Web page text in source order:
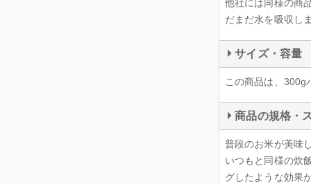
他社には同様の商
だまだ水を吸収し
サイズ・容量
この商品は、300g
商品の規格・
普段のお米が美味
いつもと同様の炊
グしたような効果